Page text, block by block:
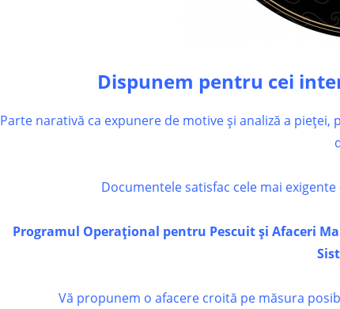
Dispunem pentru cei
Parte narativă ca expunere de motive și analiză a
Documentele satisfac cele mai
Programul Operațional pentru Pescuit și Afaceri
Vă propunem o afacere croită pe măsura